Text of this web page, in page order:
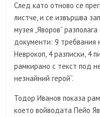
След като отново се
листче, и се извършва
музея „Яворов“
документи: 9 требвания
Неврокоп, 4 разписки, 4
рамкирано с текст под
незнайний герой“.
Тодор Иванов показа
което войводата Пейо